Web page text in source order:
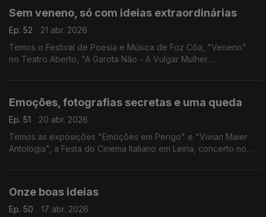
Sem veneno, só com ideias extraordinárias
Ep. 52
21 abr. 2026
Temos o Festival de Poesia e Música de Foz Côa, "Veneno"
no Teatro Aberto, "A Garota Não - A Vulgar Mulher
Emoções, fotografias secretas e uma queda
Ep. 51
20 abr. 2026
Temos as exposições "Emoções em Perigo" e "Vivian Maier
Antologia", a Festa do Cinema Italiano em Leiria, concerto no
Onze boas ideias
Ep. 50
17 abr. 2026